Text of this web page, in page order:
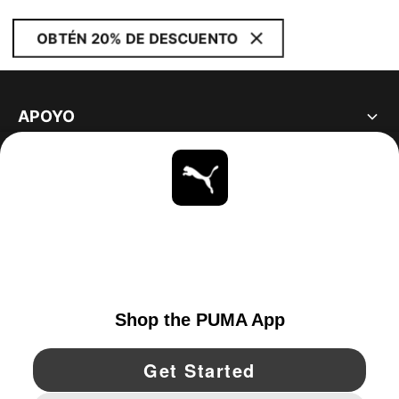
OBTÉN 20% DE DESCUENTO
APOYO
YouTube Twitter Pinterest